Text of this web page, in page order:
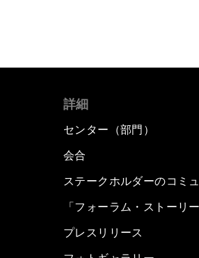
詳細
センター（部門）
会合
ステークホルダーのコミ
「フォーラム・ストーリー
プレスリリース